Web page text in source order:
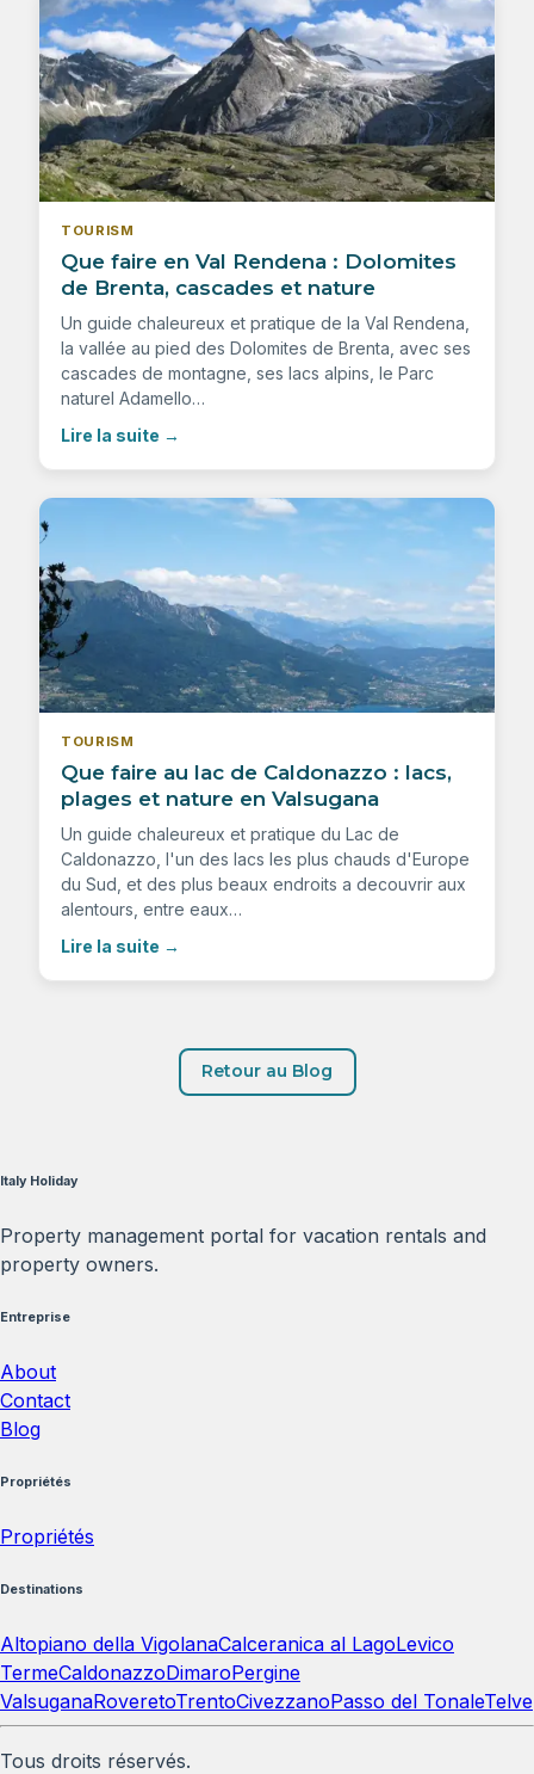
TOURISM
Que faire en Val Rendena : Dolomites
de Brenta, cascades et nature
Un guide chaleureux et pratique de la Val Rendena,
la vallée au pied des Dolomites de Brenta, avec ses
cascades de montagne, ses lacs alpins, le Parc
naturel Adamello…
Lire la suite →
TOURISM
Que faire au lac de Caldonazzo : lacs,
plages et nature en Valsugana
Un guide chaleureux et pratique du Lac de
Caldonazzo, l'un des lacs les plus chauds d'Europe
du Sud, et des plus beaux endroits a decouvrir aux
alentours, entre eaux…
Lire la suite →
Retour au Blog
Italy Holiday
Property management portal for vacation rentals and
property owners.
Entreprise
About
Contact
Blog
Propriétés
Propriétés
Destinations
Altopiano della VigolanaCalceranica al LagoLevico
TermeCaldonazzoDimaroPergine
ValsuganaRoveretoTrentoCivezzanoPasso del TonaleTelve
Tous droits réservés.